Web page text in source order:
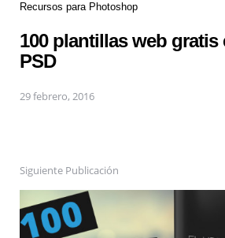
Recursos para Photoshop
100 plantillas web gratis
PSD
29 febrero, 2016
Siguiente Publicación